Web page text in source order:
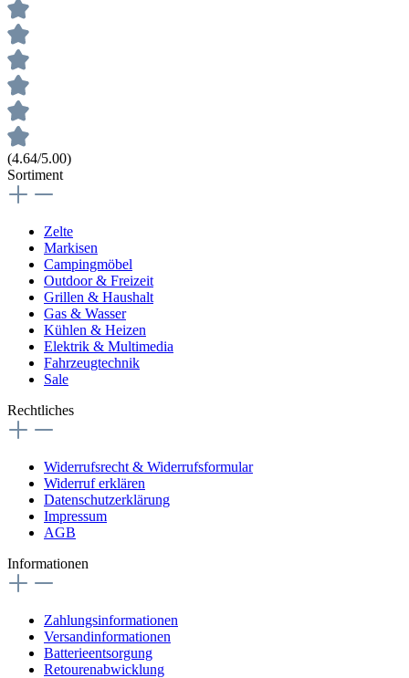
(4.64/5.00)
Sortiment
Zelte
Markisen
Campingmöbel
Outdoor & Freizeit
Grillen & Haushalt
Gas & Wasser
Kühlen & Heizen
Elektrik & Multimedia
Fahrzeugtechnik
Sale
Rechtliches
Widerrufsrecht & Widerrufsformular
Widerruf erklären
Datenschutzerklärung
Impressum
AGB
Informationen
Zahlungsinformationen
Versandinformationen
Batterieentsorgung
Retourenabwicklung